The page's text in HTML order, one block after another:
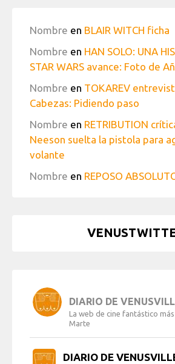
Nombre en BLAIR WITCH ficha
Nombre en HAN SOLO: UNA
STAR WARS avance: Foto de
Nombre en TOKAREV
Cabezas: Pidiendo paso
Nombre en RETRIBUTION
Neeson suelta la pistola para
volante
Nombre en REPOSO
DIARIO DE
La web de cine fantástico
Marte
DIARIO DE